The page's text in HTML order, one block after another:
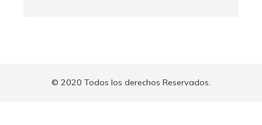
© 2020 Todos los derechos Reservados.